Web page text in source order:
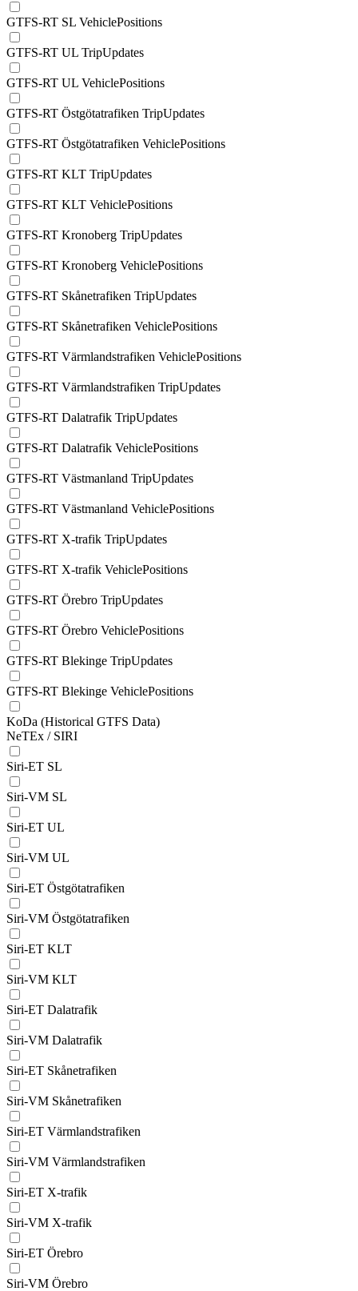
GTFS-RT SL VehiclePositions
GTFS-RT UL TripUpdates
GTFS-RT UL VehiclePositions
GTFS-RT Östgötatrafiken TripUpdates
GTFS-RT Östgötatrafiken VehiclePositions
GTFS-RT KLT TripUpdates
GTFS-RT KLT VehiclePositions
GTFS-RT Kronoberg TripUpdates
GTFS-RT Kronoberg VehiclePositions
GTFS-RT Skånetrafiken TripUpdates
GTFS-RT Skånetrafiken VehiclePositions
GTFS-RT Värmlandstrafiken VehiclePositions
GTFS-RT Värmlandstrafiken TripUpdates
GTFS-RT Dalatrafik TripUpdates
GTFS-RT Dalatrafik VehiclePositions
GTFS-RT Västmanland TripUpdates
GTFS-RT Västmanland VehiclePositions
GTFS-RT X-trafik TripUpdates
GTFS-RT X-trafik VehiclePositions
GTFS-RT Örebro TripUpdates
GTFS-RT Örebro VehiclePositions
GTFS-RT Blekinge TripUpdates
GTFS-RT Blekinge VehiclePositions
KoDa (Historical GTFS Data)
NeTEx / SIRI
Siri-ET SL
Siri-VM SL
Siri-ET UL
Siri-VM UL
Siri-ET Östgötatrafiken
Siri-VM Östgötatrafiken
Siri-ET KLT
Siri-VM KLT
Siri-ET Dalatrafik
Siri-VM Dalatrafik
Siri-ET Skånetrafiken
Siri-VM Skånetrafiken
Siri-ET Värmlandstrafiken
Siri-VM Värmlandstrafiken
Siri-ET X-trafik
Siri-VM X-trafik
Siri-ET Örebro
Siri-VM Örebro